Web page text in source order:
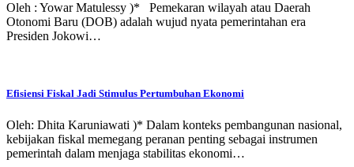
Oleh : Yowar Matulessy )* Pemekaran wilayah atau Daerah
Otonomi Baru (DOB) adalah wujud nyata pemerintahan era
Presiden Jokowi…
Efisiensi Fiskal Jadi Stimulus Pertumbuhan Ekonomi
Oleh: Dhita Karuniawati )* Dalam konteks pembangunan nasional,
kebijakan fiskal memegang peranan penting sebagai instrumen
pemerintah dalam menjaga stabilitas ekonomi…